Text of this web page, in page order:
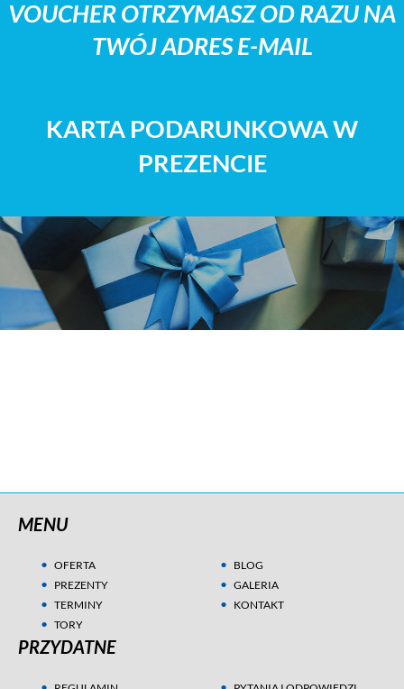
VOUCHER OTRZYMASZ OD RAZU NA
TWÓJ ADRES E-MAIL
KARTA PODARUNKOWA W
PREZENCIE
MENU
OFERTA
PREZENTY
TERMINY
TORY
BLOG
GALERIA
KONTAKT
PRZYDATNE